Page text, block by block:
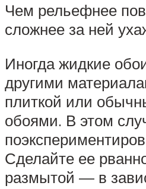
Чем рельефнее
сложнее за ней
Иногда жидкие
другими
плиткой или
обоями. В этом
Сделайте ее
размытой — в